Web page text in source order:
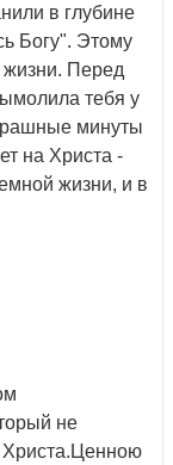
в глубине
Богу". Этому
жизни. Перед
тебя у
минуты
на Христа -
жизни, и в
не
Христа.Ценною